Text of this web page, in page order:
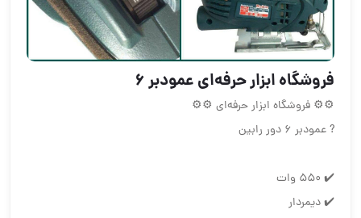
فروشگاه ابزار حرفه‌ای عمودبر ۶
⚙⚙ فروشگاه ابزار حرفه‌ای ⚙⚙
? عمودبر ۶ دور رابین
✔️ ۵۵۰ وات
✔️ دیمردار